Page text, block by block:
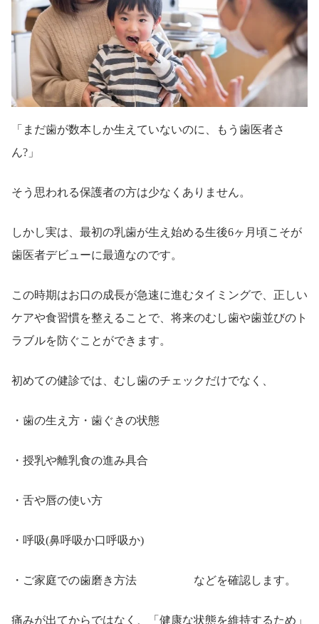
「まだ歯が数本しか生えていないのに、もう歯医者さ
ん?」
そう思われる保護者の方は少なくありません。
しかし実は、最初の乳歯が生え始める生後6ヶ月頃こそが
歯医者デビューに最適なのです。
この時期はお口の成長が急速に進むタイミングで、正しい
ケアや食習慣を整えることで、将来のむし歯や歯並びのト
ラブルを防ぐことができます。
初めての健診では、むし歯のチェックだけでなく、
・歯の生え方・歯ぐきの状態
・授乳や離乳食の進み具合
・舌や唇の使い方
・呼吸(鼻呼吸か口呼吸か)
・ご家庭での歯磨き方法 などを確認します。
痛みが出てからではなく、「健康な状態を維持するため」